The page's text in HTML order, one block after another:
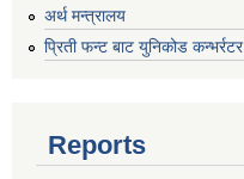
अर्थ मन्त्रालय
प्रिती फन्ट बाट युनिकोड कन्भर्रटर
Reports